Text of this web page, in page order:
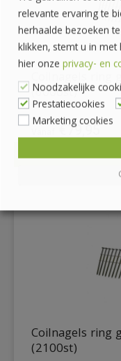
Coilnagels ring
(6000st)
€79,95
Coilnagels ring
(2100st)
relevante ervaring te
herhaalde bezoeken
klikken, stemt u in met
hier onze privacy- en
Noodzakelijke
Prestatiecookies
Marketing cookies